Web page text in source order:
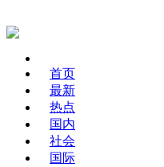
首页
最新
热点
国内
社会
国际